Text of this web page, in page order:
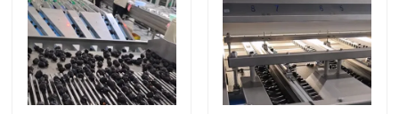
VR Show
Au sujet de nous